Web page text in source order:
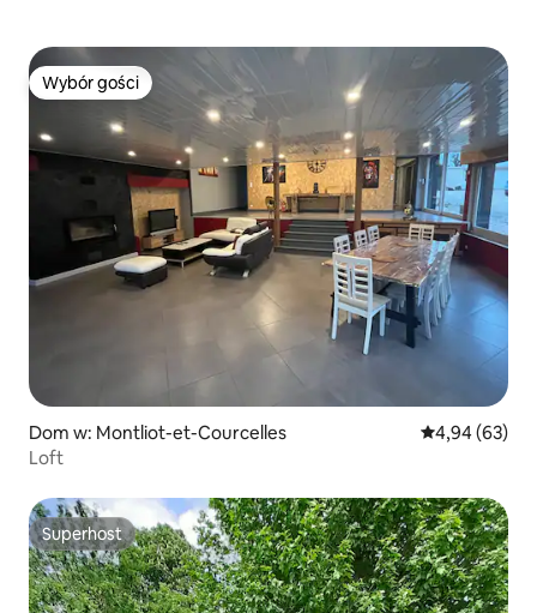
Wybór gości
Wybór gości
Dom w: Montliot-et-Courcelles Średnia
4,94 (63)
Loft
Superhost
Superhost